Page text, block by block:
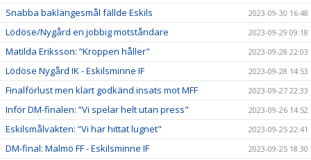
Snabba baklängesmål fällde Eskils 2023-09-30 16:48
Lödöse/Nygård en jobbig motståndare 2023-09-29 09:18
Matilda Eriksson: ”Kroppen håller" 2023-09-28 22:03
Lödöse Nygård IK - Eskilsminne IF 2023-09-28 14:53
Finalförlust men klart godkänd insats mot MFF 2023-09-27 22:33
Inför DM-finalen: ”Vi spelar helt utan press" 2023-09-26 14:52
Eskilsmålvakten: ”Vi har hittat lugnet" 2023-09-25 22:41
DM-final: Malmö FF - Eskilsminne IF 2023-09-25 18:30